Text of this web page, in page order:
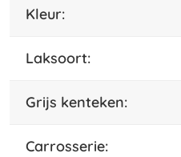
kleur:
laksoort:
grijs kenteken:
carrosserie: